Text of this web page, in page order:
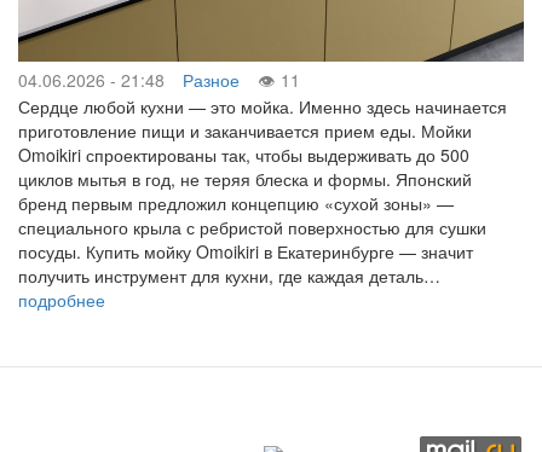
04.06.2026 - 21:48 Разное
11
Сердце любой кухни — это мойка. Именно здесь начинается
приготовление пищи и заканчивается прием еды. Мойки
Omoikiri спроектированы так, чтобы выдерживать до 500
циклов мытья в год, не теряя блеска и формы. Японский
бренд первым предложил концепцию «сухой зоны» —
специального крыла с ребристой поверхностью для сушки
посуды. Купить мойку Omoikiri в Екатеринбурге — значит
получить инструмент для кухни, где каждая деталь…
подробнее